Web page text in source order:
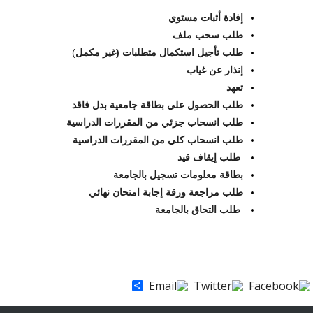
إفادة أثبات مستوي
طلب سحب ملف
طلب تأجيل استكمال متطلبات (غير مكمل)
إنذار عن غياب
تعهد
طلب الحصول علي بطاقة جامعية بدل فاقد
طلب انسحاب جزئي من المقررات الدراسية
طلب انسحاب كلي من المقررات الدراسية
طلب إيقاف قيد
بطاقة معلومات تسجيل بالجامعة
طلب مراجعة ورقة إجابة امتحان نهائي
طلب التحاق بالجامعة